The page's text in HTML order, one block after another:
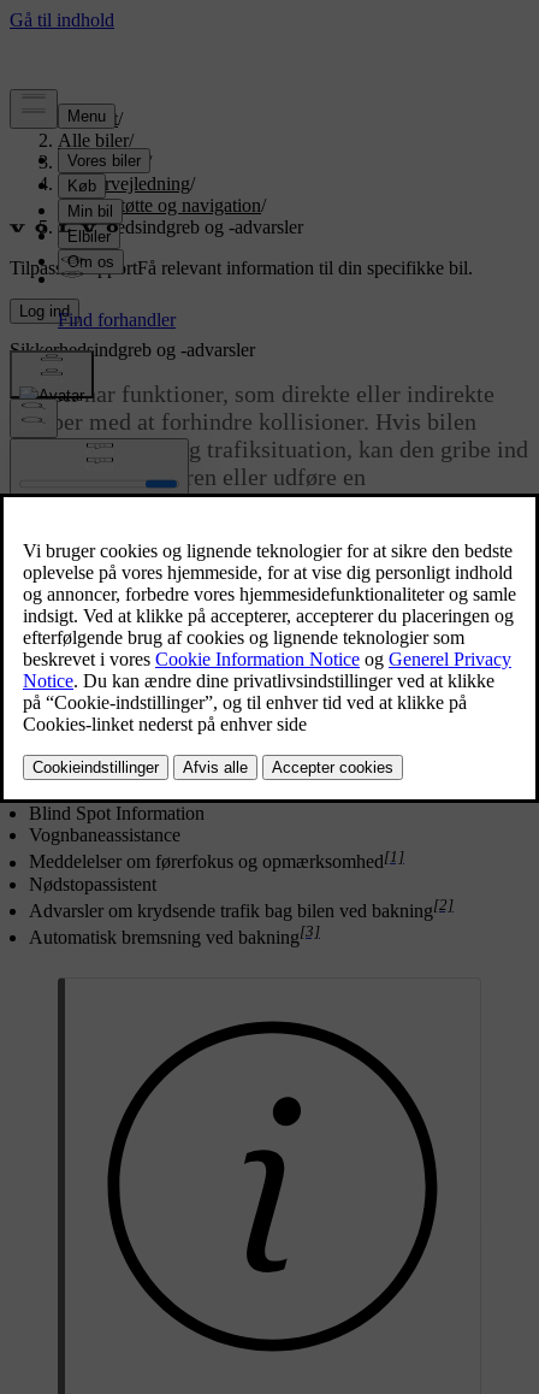
Support/
Alle biler/
EX90 2026 /
Brugervejledning/
Førerstøtte og navigation/
Sikkerhedsindgreb og -advarsler
Tilpasset supportFå relevant information til din specifikke bil.
Log ind
Opdateret 08.09.2025
Sikkerhedsindgreb og -advarsler
Din bil har funktioner, som direkte eller indirekte
hjælper med at forhindre kollisioner. Hvis bilen
registrerer en farlig trafiksituation, kan den gribe ind
ved at advare føreren eller udføre en
undvigemanøvre.
Sikker kørsel starter med gode vaner. Som et ekstra
beskyttelsesniveau mod hændelser kan bilen advare dig, hvis den
registrerer en situation, som kræver øjeblikkelig opmærksomhed
eller handling fra dig. Ud over at gøre føreren opmærksom via
advarsler kan bilen gribe ind ved at styre eller bremse for at undgå
eller afbøde en kollision.
Funktioner, som er designet til at give advarsler eller gribe ind på
forskellige måder, omfatter:
Blind Spot Information
Vognbaneassistance
Meddelelser om førerfokus og opmærksomhed[1]
Nødstopassistent
Advarsler om krydsende trafik bag bilen ved bakning[2]
Automatisk bremsning ved bakning[3]